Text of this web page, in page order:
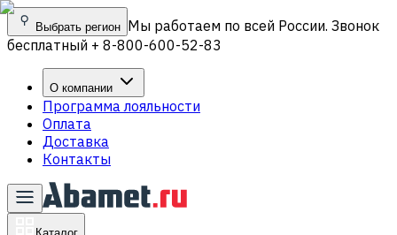
Выбрать регион Мы работаем по всей России. Звонок
бесплатный + 8-800-600-52-83
О компании
Программа лояльности
Оплата
Доставка
Контакты